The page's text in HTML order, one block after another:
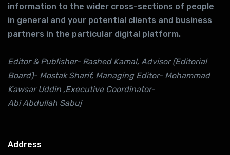
information to the wider cross-sections of people
in general and your potential clients and business
partners in the particular digital platform.
Editor & Publisher- Rashed Kamal, Advisor (Editorial
Board)- Mostak Sharif, Managing Editor- Mohammad
Kawsar Uddin ,Executive Coordinator-
Abi Abdullah Sabuj
Address